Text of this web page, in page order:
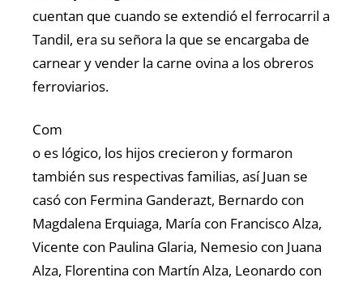
cuentan que cuando se extendió el ferrocarril a
Tandil, era su señora la que se encargaba de
carnear y vender la carne ovina a los obreros
ferroviarios.
Com
o es lógico, los hijos crecieron y formaron
también sus respectivas familias, así Juan se
casó con Fermina Ganderazt, Bernardo con
Magdalena Erquiaga, María con Francisco Alza,
Vicente con Paulina Glaria, Nemesio con Juana
Alza, Florentina con Martín Alza, Leonardo con